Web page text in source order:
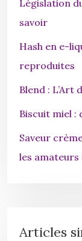
Législation
savoir
Hash en e-
reproduites
Blend :
Biscuit miel :
Saveur
les amateurs
Articles